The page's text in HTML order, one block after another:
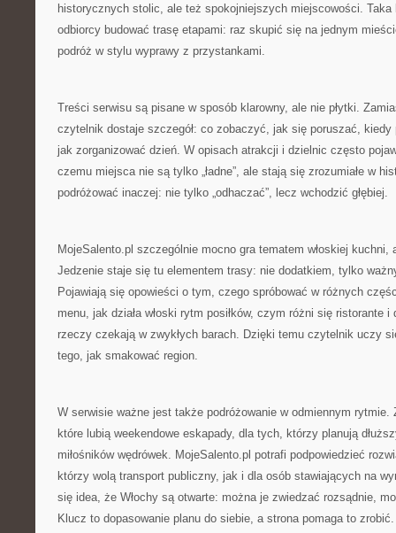
historycznych stolic, ale też spokojniejszych miejscowości. Taka
odbiorcy budować trasę etapami: raz skupić się na jednym
podróż w stylu wyprawy z przystankami.
Treści serwisu są pisane w sposób klarowny, ale nie płytki.
czytelnik dostaje szczegół: co zobaczyć, jak się poruszać, kiedy
jak zorganizować dzień. W opisach atrakcji i dzielnic często
czemu miejsca nie są tylko „ładne”, ale stają się zrozumiałe w
podróżować inaczej: nie tylko „odhaczać”, lecz wchodzić głębiej.
MojeSalento.pl szczególnie mocno gra tematem włoskiej
Jedzenie staje się tu elementem trasy: nie dodatkiem, tylko
Pojawiają się opowieści o tym, czego spróbować w różnych
menu, jak działa włoski rytm posiłków, czym różni się ristorante
rzeczy czekają w zwykłych barach. Dzięki temu czytelnik uczy
tego, jak smakować region.
W serwisie ważne jest także podróżowanie w odmiennym
które lubią weekendowe eskapady, dla tych, którzy planują
miłośników wędrówek. MojeSalento.pl potrafi podpowiedzieć
którzy wolą transport publiczny, jak i dla osób stawiających na
się idea, że Włochy są otwarte: można je zwiedzać rozsądnie,
Klucz to dopasowanie planu do siebie, a strona pomaga to zrobić.